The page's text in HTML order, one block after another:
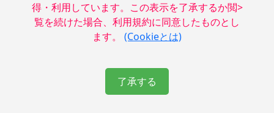
得・利用しています。この表示を了承するか閲>
覧を続けた場合、利用規約に同意したものとし
ます。 (Cookieとは)
了承する